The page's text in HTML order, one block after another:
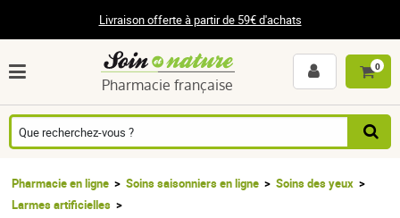
Livraison offerte à partir de 59€ d'achats
Pharmacie française
0
Pharmacie en ligne Soins saisonniers en ligne
Soins des yeux
Larmes artificielles